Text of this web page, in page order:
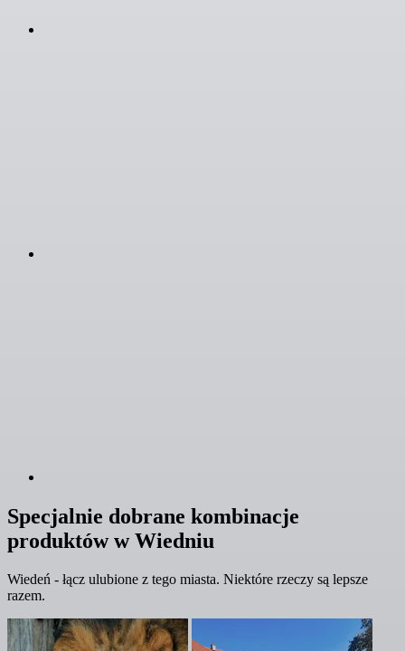
Specjalnie dobrane kombinacje
produktów w Wiedniu
Wiedeń - łącz ulubione z tego miasta. Niektóre rzeczy są lepsze
razem.